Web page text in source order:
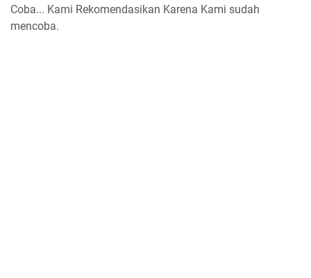
Coba... Kami Rekomendasikan Karena Kami sudah
mencoba.